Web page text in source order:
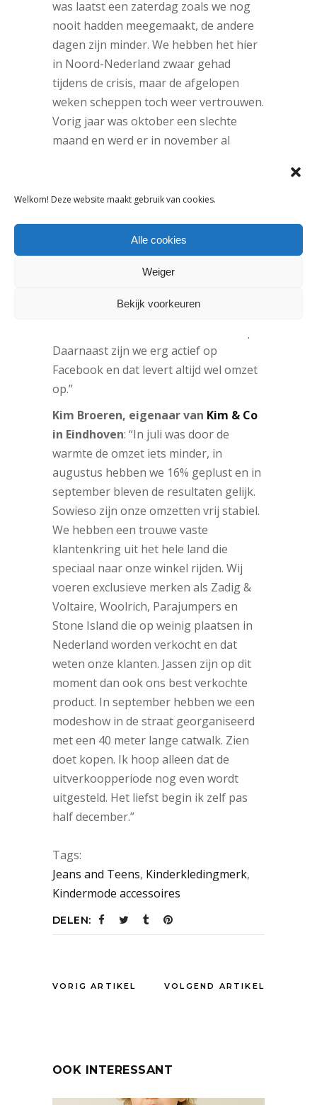
Welkom! Deze website maakt gebruik van cookies.
Alle cookies
Weiger
Bekijk voorkeuren
was laatst een zaterdag zoals we nog
nooit hadden meegemaakt, de andere
dagen zijn minder. We hebben het hier
in Noord-Nederland zwaar gehad
tijdens de crisis, maar de afgelopen
weken scheppen toch weer vertrouwen.
Vorig jaar was oktober een slechte
maand en werd er in november al
verkoop van meidenkleding springt ver
blazers zijn niet aan te slepen. Broeken
verkoop ik duidelijk minder dan
bovenstukken. Bestsellers zijn merken
we wekelijks een digitale nieuwsbrief
Daarnaast zijn we erg actief op
Facebook en dat levert altijd wel omzet
op.”
Kim Broeren, eigenaar van Kim & Co
in Eindhoven: “In juli was door de
warmte de omzet iets minder, in
augustus hebben we 16% geplust en in
september bleven de resultaten gelijk.
Sowieso zijn onze omzetten vrij stabiel.
We hebben een trouwe vaste
klantenkring uit het hele land die
speciaal naar onze winkel rijden. Wij
voeren exclusieve merken als Zadig &
Voltaire, Woolrich, Parajumpers en
Stone Island die op weinig plaatsen in
Nederland worden verkocht en dat
weten onze klanten. Jassen zijn op dit
moment dan ook ons best verkochte
product. In september hebben we een
modeshow in de straat georganiseerd
met een 40 meter lange catwalk. Zien
doet kopen. Ik hoop alleen dat de
uitverkoopperiode nog even wordt
uitgesteld. Het liefst begin ik zelf pas
half december.”
Tags:
Jeans and Teens, Kinderkledingmerk,
Kindermode accessoires
DELEN:
VORIG ARTIKEL VOLGEND ARTIKEL
OOK INTERESSANT